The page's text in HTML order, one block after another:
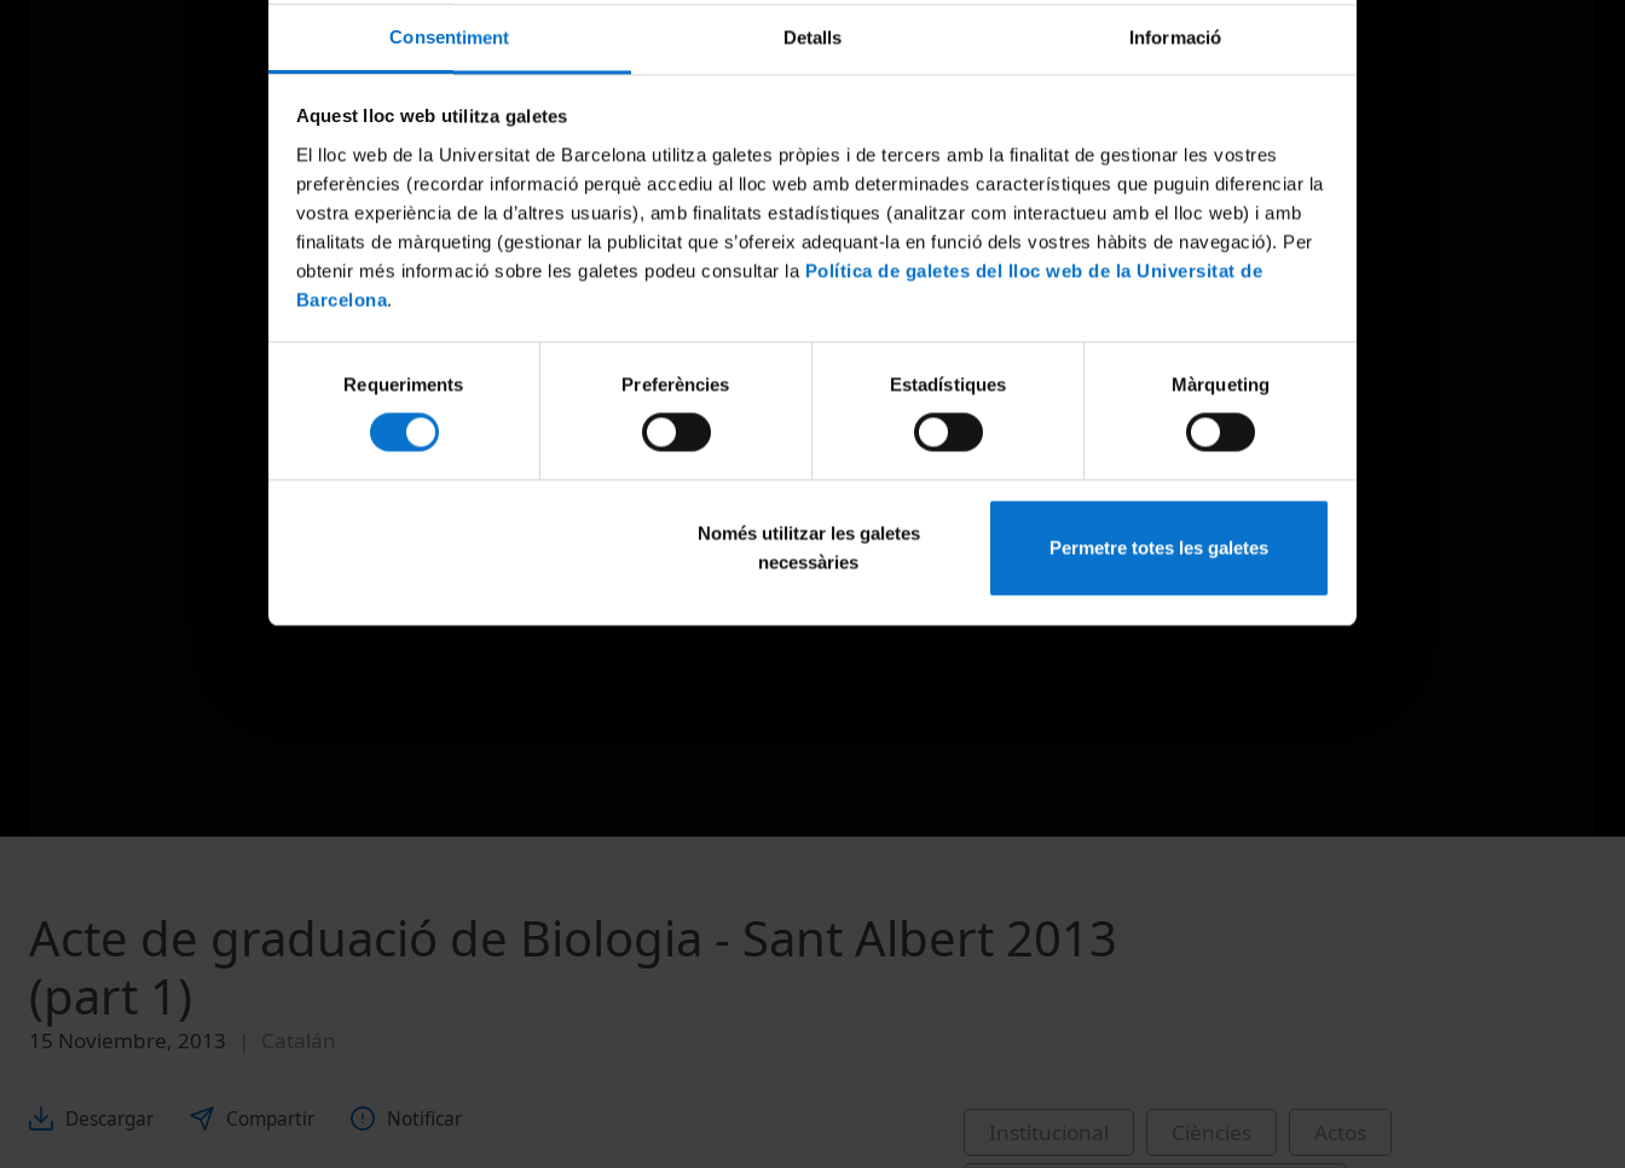
Consentiment Detalls Informació
Aquest lloc web utilitza galetes
El lloc web de la Universitat de Barcelona utilitza galetes pròpies i de tercers amb la finalitat de gestionar les vostres
preferències (recordar informació perquè accediu al lloc web amb determinades característiques que puguin diferenciar la
vostra experiència de la d’altres usuaris), amb finalitats estadístiques (analitzar com interactueu amb el lloc web) i amb
finalitats de màrqueting (gestionar la publicitat que s’ofereix adequant-la en funció dels vostres hàbits de navegació). Per
obtenir més informació sobre les galetes podeu consultar la Política de galetes del lloc web de la Universitat de
Barcelona.
consentiment
Requeriments Preferències Estadístiques Màrqueting
Només utilitzar les galetes
necessàries
Permetre totes les galetes
Acte de graduació de Biologia - Sant Albert 2013
(part 1)
15 Noviembre, 2013 Catalán
Descargar Compartir Notificar Institucional Ciències
Actos